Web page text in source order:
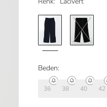
Beden:
36 38 40 42